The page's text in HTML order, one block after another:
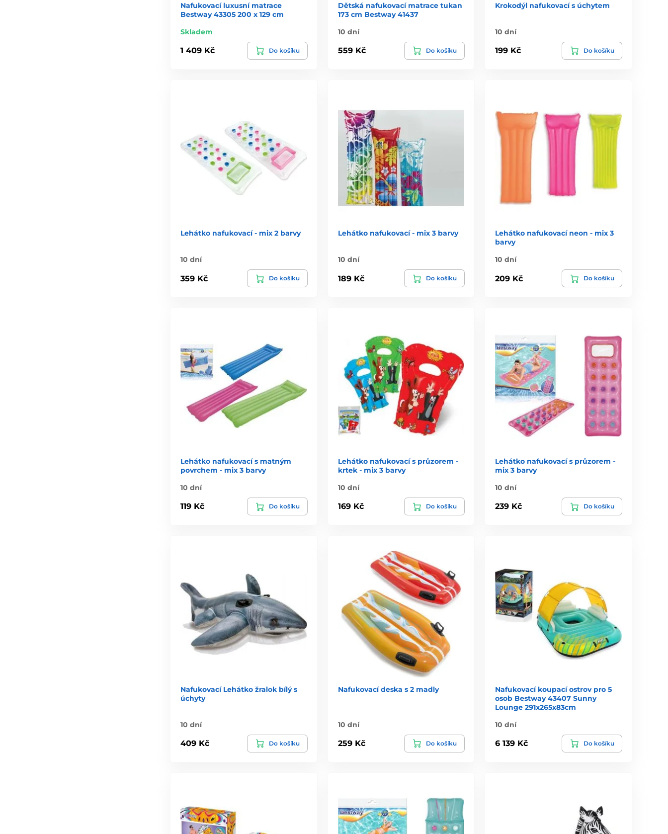
Nafukovací luxusní matrace
Bestway 43305 200 x 129 cm
Skladem
1 409 Kč Do košíku
Dětská nafukovací matrace tukan
173 cm Bestway 41437
10 dní
559 Kč Do košíku
Krokodýl nafukovací s úchytem
10 dní
199 Kč Do košíku
Lehátko nafukovací - mix 2 barvy
10 dní
359 Kč Do košíku
Lehátko nafukovací - mix 3 barvy
10 dní
189 Kč Do košíku
Lehátko nafukovací neon - mix 3
barvy
10 dní
209 Kč Do košíku
Lehátko nafukovací s matným
povrchem - mix 3 barvy
10 dní
119 Kč Do košíku
Lehátko nafukovací s průzorem -
krtek - mix 3 barvy
10 dní
169 Kč Do košíku
Lehátko nafukovací s průzorem -
mix 3 barvy
10 dní
239 Kč Do košíku
Nafukovací Lehátko žralok bílý s
úchyty
10 dní
409 Kč Do košíku
Nafukovací deska s 2 madly
10 dní
259 Kč Do košíku
Nafukovací koupací ostrov pro 5
osob Bestway 43407 Sunny
Lounge 291x265x83cm
10 dní
6 139 Kč Do košíku